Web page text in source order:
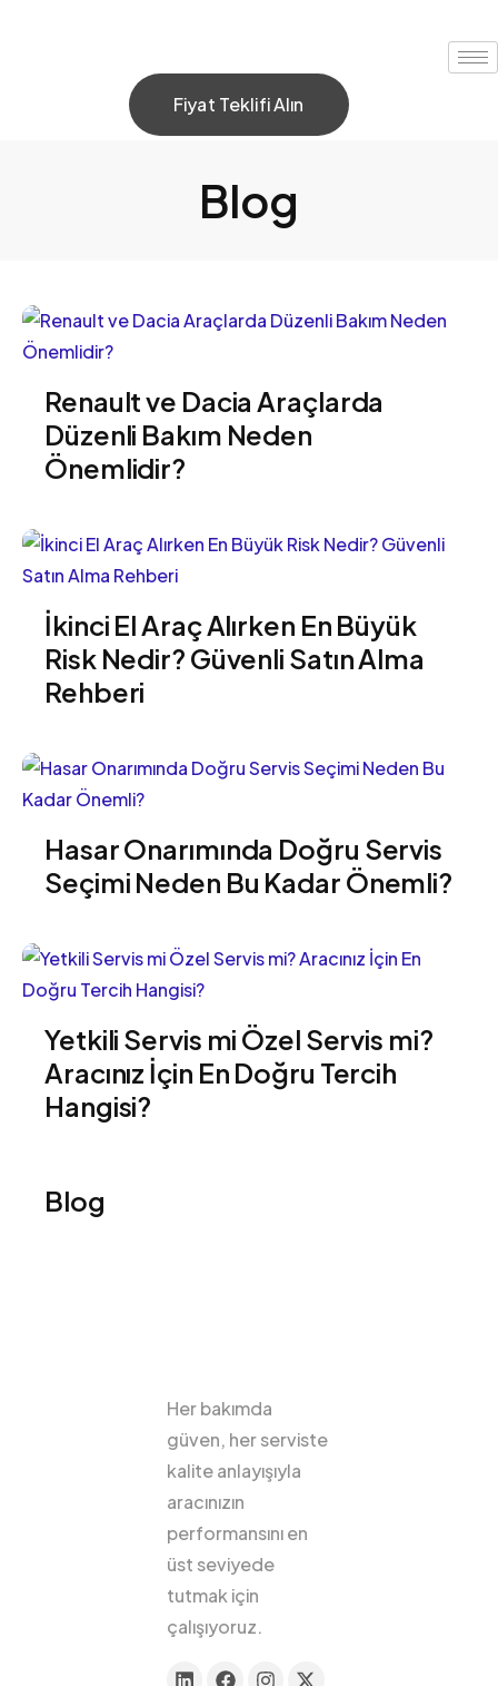
Fiyat Teklifi Alın
Blog
Renault ve Dacia Araçlarda
Düzenli Bakım Neden
Önemlidir?
İkinci El Araç Alırken En Büyük
Risk Nedir? Güvenli Satın Alma
Rehberi
Hasar Onarımında Doğru Servis
Seçimi Neden Bu Kadar Önemli?
Yetkili Servis mi Özel Servis mi?
Aracınız İçin En Doğru Tercih
Hangisi?
Blog
Her bakımda
güven, her serviste
kalite anlayışıyla
aracınızın
performansını en
üst seviyede
tutmak için
çalışıyoruz.